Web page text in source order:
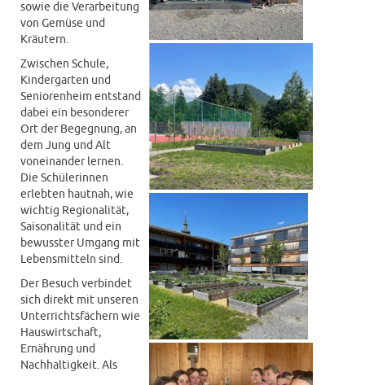
sowie die Verarbeitung
von Gemüse und
Kräutern.
Zwischen Schule,
Kindergarten und
Seniorenheim entstand
dabei ein besonderer
Ort der Begegnung, an
dem Jung und Alt
voneinander lernen.
Die Schülerinnen
erlebten hautnah, wie
wichtig Regionalität,
Saisonalität und ein
bewusster Umgang mit
Lebensmitteln sind.
Der Besuch verbindet
sich direkt mit unseren
Unterrichtsfächern wie
Hauswirtschaft,
Ernährung und
Nachhaltigkeit. Als